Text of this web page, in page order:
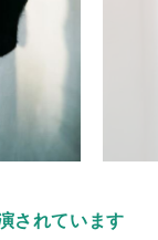
されています